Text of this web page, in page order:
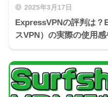
2025年3月17日
ExpressVPNの評判は
スVPN）の実際の使用